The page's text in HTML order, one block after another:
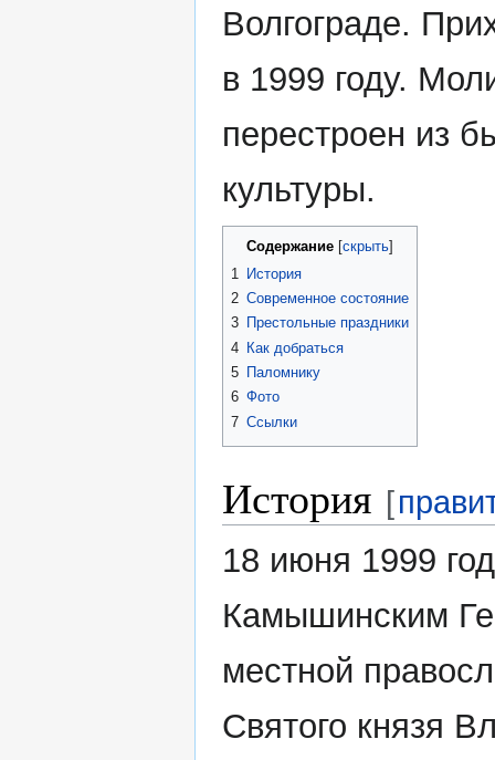
Волгограде.
в 1999 году.
перестроен из
культуры.
Содержание
1
История
2 Современное состояние
3 Престольные праздники
4 Как добраться
5 Паломнику
6 Фото
7 Ссылки
История [
18 июня 1999
Камышинским
местной
Святого князя